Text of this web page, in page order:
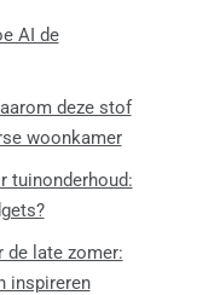
AI de
deze stof
woonkamer
tuinonderhoud:
de late zomer:
inspireren